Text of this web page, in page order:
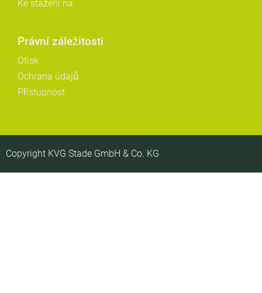
Ke stažení na
Právní záležitosti
Otisk
Ochrana údajů
Přístupnost
Copyright KVG Stade GmbH & Co. KG